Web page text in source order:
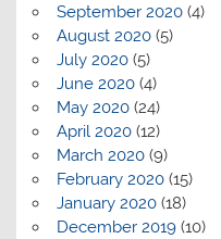
September 2020(4)
August 2020(5)
July 2020(5)
June 2020(4)
May 2020(24)
April 2020(12)
March 2020(9)
February 2020(15)
January 2020(18)
December 2019(10)